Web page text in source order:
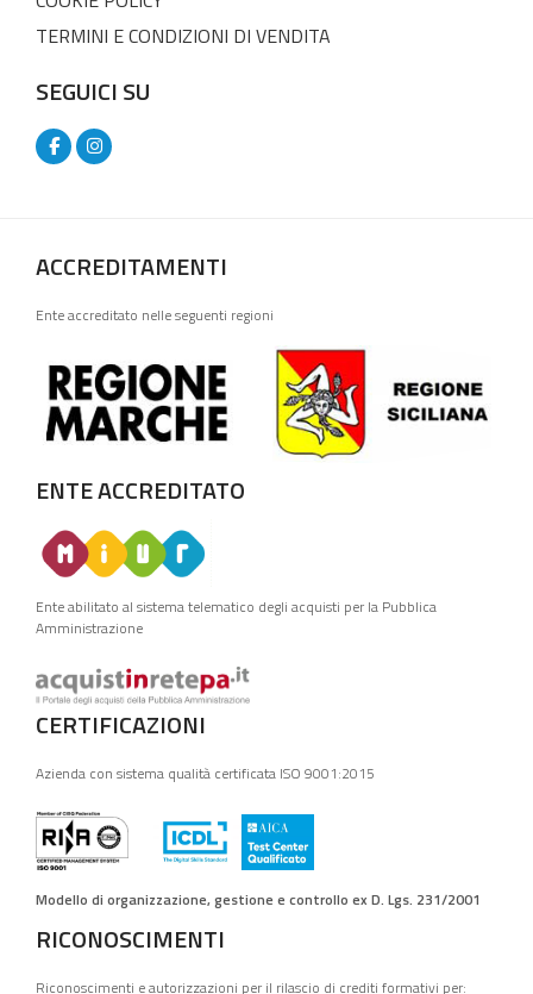
TERMINI E CONDIZIONI DI VENDITA
SEGUICI SU
ACCREDITAMENTI
Ente accreditato nelle seguenti regioni
ENTE ACCREDITATO
Ente abilitato al sistema telematico degli acquisti per la Pubblica
Amministrazione
CERTIFICAZIONI
Azienda con sistema qualità certificata ISO 9001:2015
Modello di organizzazione, gestione e controllo ex D. Lgs. 231/2001
RICONOSCIMENTI
Riconoscimenti e autorizzazioni per il rilascio di crediti formativi per: